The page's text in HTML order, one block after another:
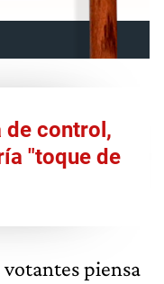
de control,
"toque de
votantes piensa